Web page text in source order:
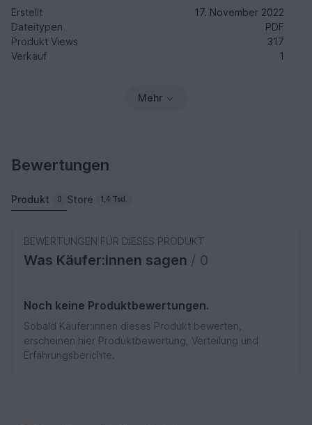
Erstellt
17. November 2022
Dateitypen
PDF
Produkt Views
317
Verkauf
1
Mehr
Bewertungen
Produkt 0 Store 1,4 Tsd.
BEWERTUNGEN FÜR DIESES PRODUKT
Was Käufer:innen sagen / 0
Noch keine Produktbewertungen.
Sobald Käufer:innen dieses Produkt bewerten,
erscheinen hier Produktbewertung, Verteilung und
Erfahrungsberichte.